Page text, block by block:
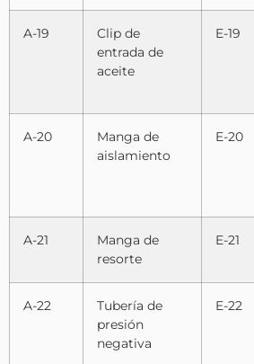
A-19
Clip de
entrada de
aceite
E-19
A-20
Manga de
aislamiento
E-20
A-21
Manga de
resorte
E-21
A-22
Tubería de
presión
negativa
E-22